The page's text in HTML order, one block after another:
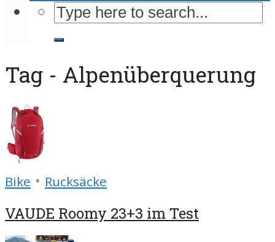
Tag - Alpenüberquerung
Bike • Rucksäcke
VAUDE Roomy 23+3 im Test